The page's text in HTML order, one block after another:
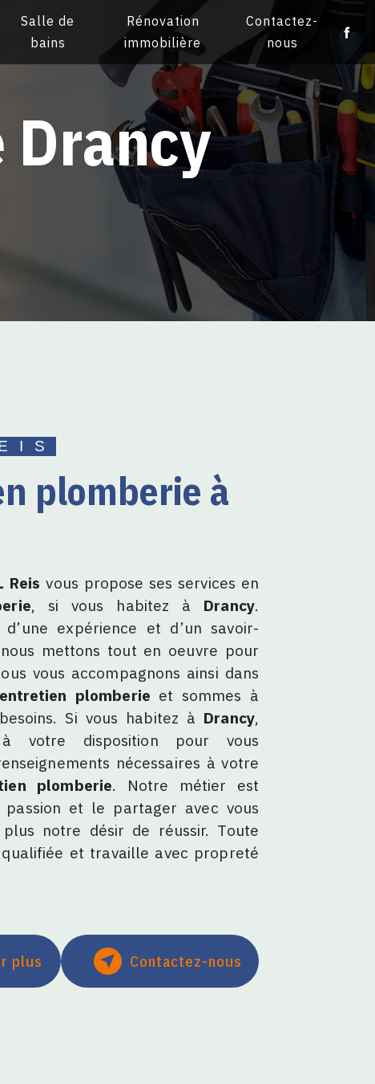
Salle de
bains
Rénovation
immobilière
Contactez-
nous
Drancy
Reis vous propose ses services en
, si vous habitez à Drancy.
expérience et d’un savoir-
mettons tout en oeuvre pour
vous accompagnons ainsi dans
entretien plomberie et sommes à
Si vous habitez à Drancy,
votre disposition pour vous
nécessaires à votre
plomberie. Notre métier est
et le partager avec vous
notre désir de réussir. Toute
et travaille avec propreté
plus Contactez-nous